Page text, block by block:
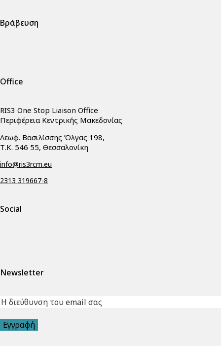
Βράβευση
Office
RIS3 One Stop Liaison Office
Περιφέρεια Κεντρικής Μακεδονίας
Λεωφ. Βασιλίσσης Όλγας 198,
Τ.Κ. 546 55, Θεσσαλονίκη
info@ris3rcm.eu
2313 319667-8
Social
Newsletter
Εγγραφή